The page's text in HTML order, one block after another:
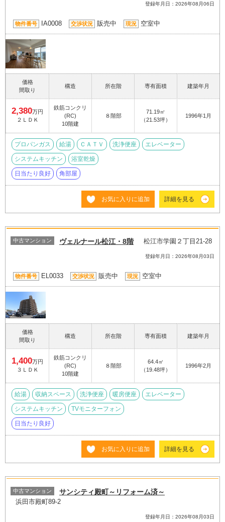
登録年月日：2026年08月06日
物件番号 IA0008 交渉状況 販売中 現況 空室中
価格
間取り
構造 所在階 専有面積 建築年月
2,380万円
２ＬＤＫ
鉄筋コンクリ
(RC)
10階建
８階部
71.19㎡
（21.53坪）
1996年1月
プロパンガス 給湯 ＣＡＴＶ 洗浄便座 エレベーター
システムキッチン 浴室乾燥
日当たり良好 角部屋
お気に入りに追加 詳細を見る
中古マンション ヴェルナール松江・8階 松江市学園２丁目21-28
登録年月日：2026年08月03日
物件番号 EL0033 交渉状況 販売中 現況 空室中
価格
間取り
構造 所在階 専有面積 建築年月
1,400万円
３ＬＤＫ
鉄筋コンクリ
(RC)
10階建
８階部
64.4㎡
（19.48坪）
1996年2月
給湯 収納スペース 洗浄便座 暖房便座 エレベーター
システムキッチン TVモニターフォン
日当たり良好
お気に入りに追加 詳細を見る
中古マンション サンシティ殿町～リフォーム済～
浜田市殿町89-2
登録年月日：2026年08月03日